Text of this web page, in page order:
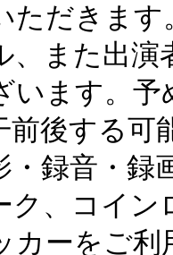
ただきます
、また出
います。
前後する
・録音・
ク、コイ
カーをご利